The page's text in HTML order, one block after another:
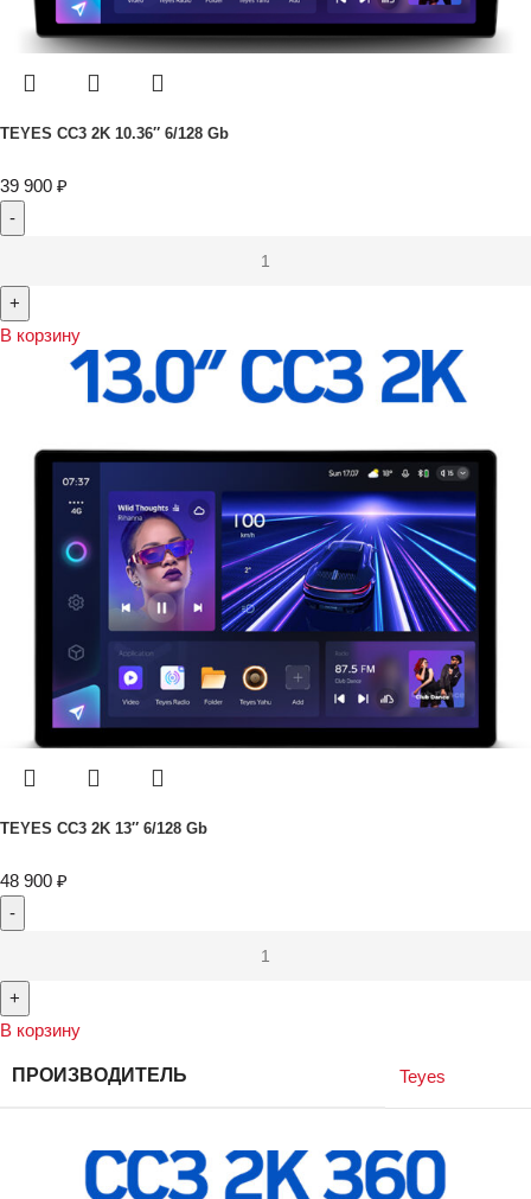
TEYES CC3 2K 10.36″ 6/128 Gb
39 900 ₽
В корзину
TEYES CC3 2K 13″ 6/128 Gb
48 900 ₽
В корзину
ПРОИЗВОДИТЕЛЬ Teyes